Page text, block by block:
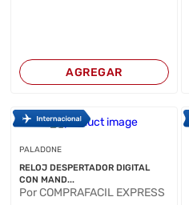
AGREGAR
PALADONE
RELOJ DESPERTADOR DIGITAL
CON MAND...
Por COMPRAFACIL EXPRESS